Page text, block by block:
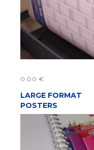
0,00 €
ADD TO CART
LARGE FORMAT
POSTERS